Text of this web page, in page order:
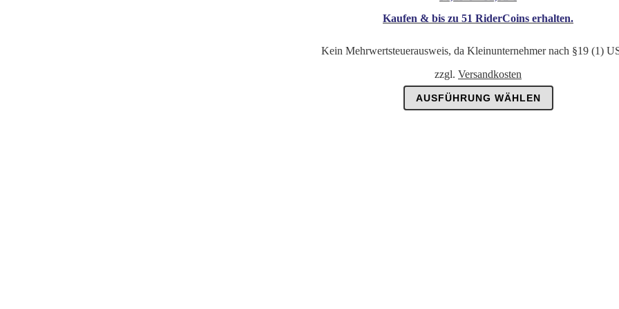
Kaufen & bis zu 51 RiderCoins erhalten.
Kein Mehrwertsteuerausweis, da Kleinunternehmer nach §19 (1)
zzgl. Versandkosten
AUSFÜHRUNG WÄHLEN
Produkt